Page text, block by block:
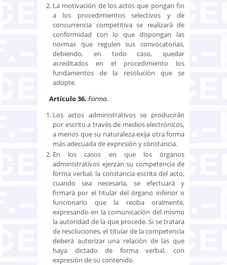
La motivación de los actos que pongan fin
a los procedimientos selectivos y de
concurrencia competitiva se realizará de
conformidad con lo que dispongan las
normas que regulen sus convocatorias,
debiendo, en todo caso, quedar
acreditados en el procedimiento los
fundamentos de la resolución que se
adopte.
Artículo 36. Forma.
Los actos administrativos se producirán
por escrito a través de medios electrónicos,
a menos que su naturaleza exija otra forma
más adecuada de expresión y constancia.
En los casos en que los órganos
administrativos ejerzan su competencia de
forma verbal, la constancia escrita del acto,
cuando sea necesaria, se efectuará y
firmará por el titular del órgano inferior o
funcionario que la reciba oralmente,
expresando en la comunicación del mismo
la autoridad de la que procede. Si se tratara
de resoluciones, el titular de la competencia
deberá autorizar una relación de las que
haya dictado de forma verbal, con
expresión de su contenido.